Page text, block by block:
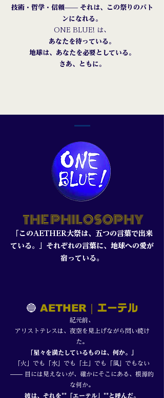
技術・哲学・信頼—— それは、この祭りのバト
ンになれる。
ONE BLUE! は、
あなたを待っている。
地球は、あなたを必要としている。
さあ、ともに。
THE PHILOSOPHY
「このAETHER大祭は、五つの言葉で出来
ている。」それぞれの言葉に、地球への愛が
宿っている。
🔵 AETHER ｜ エーテル
紀元前、
アリストテレスは、夜空を見上げながら問い続け
た。
「星々を満たしているものは、何か。」
「火」でも「水」でも「土」でも「風」でもない
—— 目には見えないが、確かにそこにある、根源的
な何か。
彼は、それを**「エーテル」**と呼んだ。